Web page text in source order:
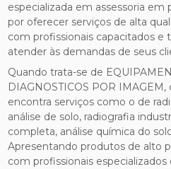
especializada em assessoria
por oferecer serviços de alta
com profissionais capacitados e
atender às demandas de seus
Quando trata-se de
DIAGNOSTICOS POR IMAGEM,
encontra serviços como o de
análise de solo, radiografia
completa, análise química do
Apresentando produtos de alto
com profissionais